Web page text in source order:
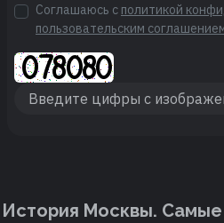
Соглашаюсь с политикой
пользовательским
История Москвы.